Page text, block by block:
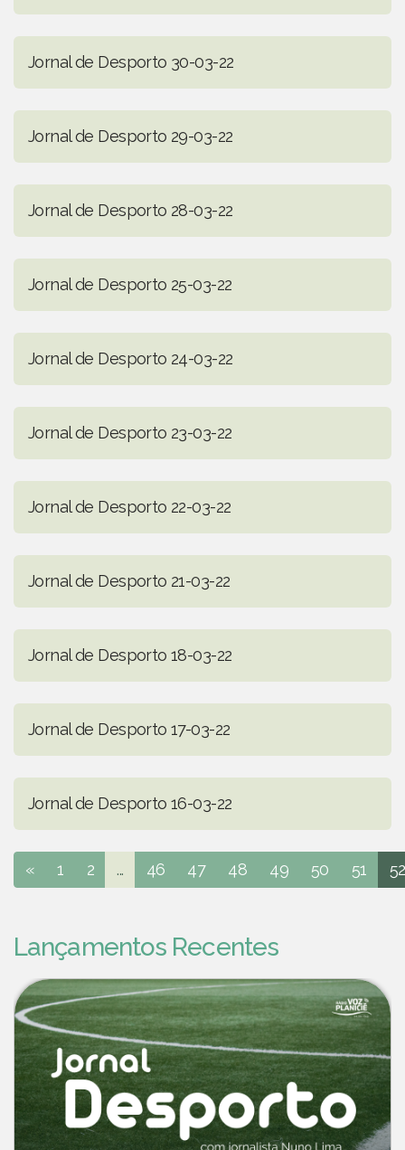
Jornal de Desporto 30-03-22
Jornal de Desporto 29-03-22
Jornal de Desporto 28-03-22
Jornal de Desporto 25-03-22
Jornal de Desporto 24-03-22
Jornal de Desporto 23-03-22
Jornal de Desporto 22-03-22
Jornal de Desporto 21-03-22
Jornal de Desporto 18-03-22
Jornal de Desporto 17-03-22
Jornal de Desporto 16-03-22
« 1 2 ... 46 47 48 49 50 51 52
Lançamentos Recentes